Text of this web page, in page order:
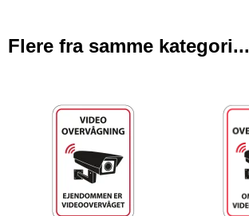
Flere fra samme kategori...